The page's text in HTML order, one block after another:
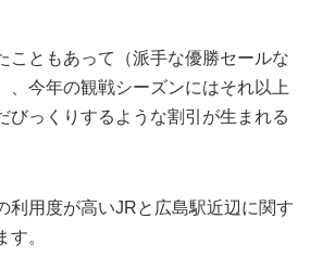
こともあって（派手な優勝セールな
、今年の観戦シーズンにはそれ以上
びっくりするような割引が生まれる
利用度が高いJRと広島駅近辺に関す
す。